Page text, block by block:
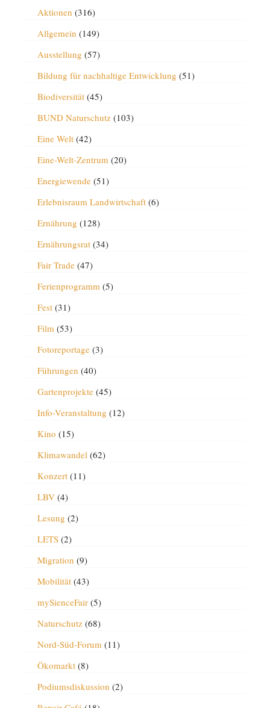
Aktionen (316)
Allgemein (149)
Ausstellung (57)
Bildung für nachhaltige Entwicklung (51)
Biodiversität(45)
BUND Naturschutz(103)
Eine Welt(42)
Eine-Welt-Zentrum(20)
Energiewende(51)
Erlebnisraum Landwirtschaft(6)
Ernährung (128)
Ernährungsrat(34)
Fair Trade(47)
Ferienprogramm(5)
Fest(31)
Film(53)
Fotoreportage(3)
Führungen (40)
Gartenprojekte(45)
Info-Veranstaltung (12)
Kino (15)
Klimawandel(62)
Konzert(11)
LBV(4)
Lesung (2)
LETS(2)
Migration (9)
Mobilität(43)
mySienceFair(5)
Naturschutz(68)
Nord-Süd-Forum(11)
Ökomarkt(8)
Podiumsdiskussion (2)